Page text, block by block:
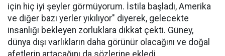
için hiç iyi şeyler görmüyorum. İstila başladı, Amerika
ve diğer bazı yerler yıkılıyor" diyerek, gelecekte
insanlığı bekleyen zorluklara dikkat çekti. Güney,
dünya dışı varlıkların daha görünür olacağını ve doğal
afetlerin artacağını da sözlerine ekledi.